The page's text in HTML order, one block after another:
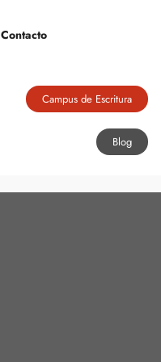
Contacto
Campus de Escritura
Blog